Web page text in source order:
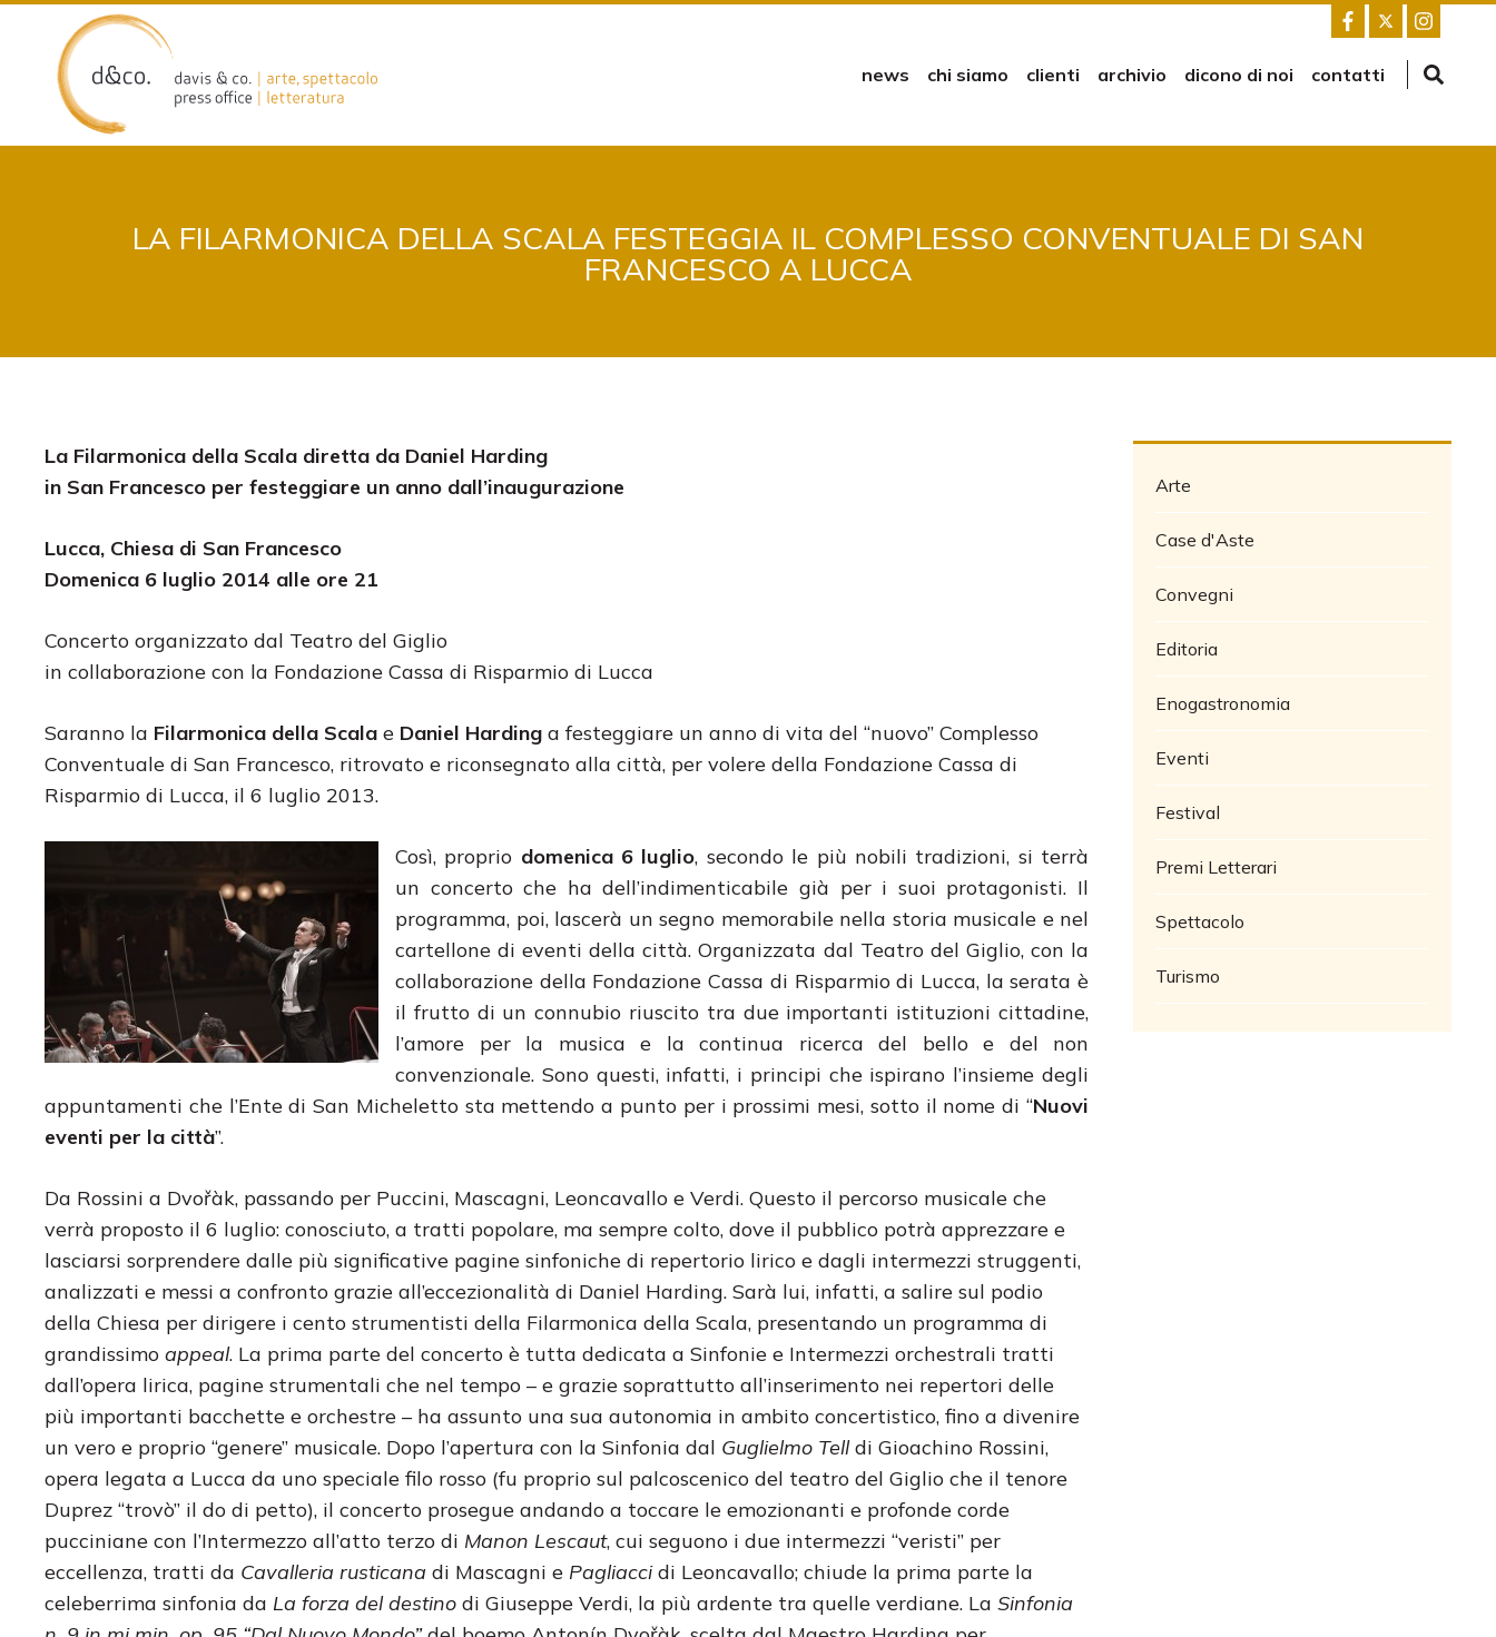
content
news chi siamo clienti archivio dicono di noi contatti
LA FILARMONICA DELLA SCALA FESTEGGIA IL COMPLESSO CONVENTUALE DI SAN
FRANCESCO A LUCCA
La Filarmonica della Scala diretta da Daniel Harding
in San Francesco per festeggiare un anno dall’inaugurazione
Lucca, Chiesa di San Francesco
Domenica 6 luglio 2014 alle ore 21
Concerto organizzato dal Teatro del Giglio
in collaborazione con la Fondazione Cassa di Risparmio di Lucca
Saranno la Filarmonica della Scala e Daniel Harding a festeggiare un anno di vita del “nuovo” Complesso
Conventuale di San Francesco, ritrovato e riconsegnato alla città, per volere della Fondazione Cassa di
Risparmio di Lucca, il 6 luglio 2013.
Così, proprio domenica 6 luglio, secondo le più nobili tradizioni, si terrà
un concerto che ha dell’indimenticabile già per i suoi protagonisti. Il
programma, poi, lascerà un segno memorabile nella storia musicale e nel
cartellone di eventi della città. Organizzata dal Teatro del Giglio, con la
collaborazione della Fondazione Cassa di Risparmio di Lucca, la serata è
il frutto di un connubio riuscito tra due importanti istituzioni cittadine,
l’amore per la musica e la continua ricerca del bello e del non
convenzionale. Sono questi, infatti, i principi che ispirano l’insieme degli
appuntamenti che l’Ente di San Micheletto sta mettendo a punto per i prossimi mesi, sotto il nome di “Nuovi
eventi per la città”.
Da Rossini a Dvořàk, passando per Puccini, Mascagni, Leoncavallo e Verdi. Questo il percorso musicale che
verrà proposto il 6 luglio: conosciuto, a tratti popolare, ma sempre colto, dove il pubblico potrà apprezzare e
lasciarsi sorprendere dalle più significative pagine sinfoniche di repertorio lirico e dagli intermezzi struggenti,
analizzati e messi a confronto grazie all’eccezionalità di Daniel Harding. Sarà lui, infatti, a salire sul podio
della Chiesa per dirigere i cento strumentisti della Filarmonica della Scala, presentando un programma di
grandissimo appeal. La prima parte del concerto è tutta dedicata a Sinfonie e Intermezzi orchestrali tratti
dall’opera lirica, pagine strumentali che nel tempo – e grazie soprattutto all’inserimento nei repertori delle
più importanti bacchette e orchestre – ha assunto una sua autonomia in ambito concertistico, fino a divenire
un vero e proprio “genere” musicale. Dopo l’apertura con la Sinfonia dal Guglielmo Telldi Gioachino Rossini,
opera legata a Lucca da uno speciale filo rosso (fu proprio sul palcoscenico del teatro del Giglio che il tenore
Duprez “trovò” il do di petto), il concerto prosegue andando a toccare le emozionanti e profonde corde
pucciniane con l’Intermezzo all’atto terzo di Manon Lescaut, cui seguono i due intermezzi “veristi” per
eccellenza, tratti da Cavalleria rusticana di Mascagni e Pagliaccidi Leoncavallo; chiude la prima parte la
celeberrima sinfonia da La forza del destino di Giuseppe Verdi, la più ardente tra quelle verdiane. La Sinfonia
Arte
Case d'Aste
Convegni
Editoria
Enogastronomia
Eventi
Festival
Premi Letterari
Spettacolo
Turismo